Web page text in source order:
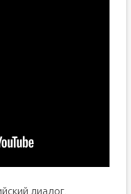
диалог,